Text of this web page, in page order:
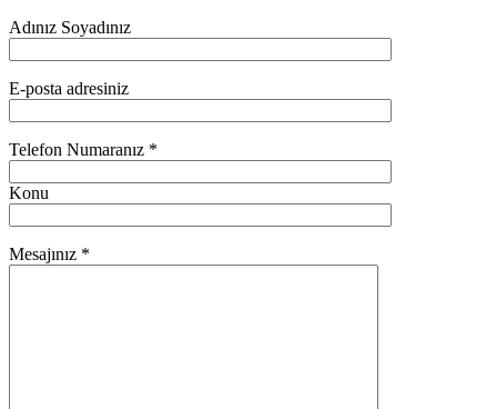
Adınız Soyadınız
E-posta adresiniz
Telefon Numaranız *
Konu
Mesajınız *